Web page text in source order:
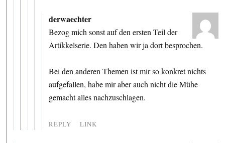
derwaechter
Bezog mich sonst auf den ersten Teil der
Artikkelserie. Den haben wir ja dort besprochen.
Bei den anderen Themen ist mir so konkret nichts
aufgefallen, habe mir aber auch nicht die Mühe
gemacht alles nachzuschlagen.
REPLY LINK